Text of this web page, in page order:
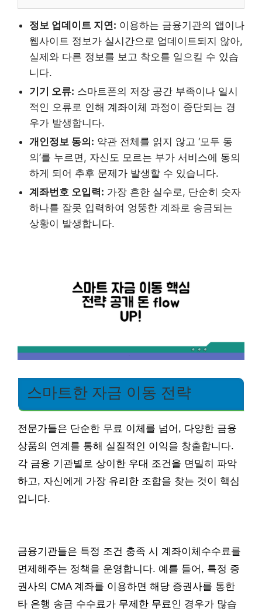
정보 업데이트 지연: 이용하는 금융기관의 앱이나
웹사이트 정보가 실시간으로 업데이트되지 않아,
실제와 다른 정보를 보고 착오를 일으킬 수 있습
니다.
기기 오류: 스마트폰의 저장 공간 부족이나 일시
적인 오류로 인해 계좌이체 과정이 중단되는 경
우가 발생합니다.
개인정보 동의: 약관 전체를 읽지 않고 ‘모두 동
의’를 누르면, 자신도 모르는 부가 서비스에 동의
하게 되어 추후 문제가 발생할 수 있습니다.
계좌번호 오입력: 가장 흔한 실수로, 단순히 숫자
하나를 잘못 입력하여 엉뚱한 계좌로 송금되는
상황이 발생합니다.
스마트한 자금 이동 전략
전문가들은 단순한 무료 이체를 넘어, 다양한 금융
상품의 연계를 통해 실질적인 이익을 창출합니다.
각 금융 기관별로 상이한 우대 조건을 면밀히 파악
하고, 자신에게 가장 유리한 조합을 찾는 것이 핵심
입니다.
금융기관들은 특정 조건 충족 시 계좌이체수수료를
면제해주는 정책을 운영합니다. 예를 들어, 특정 증
권사의 CMA 계좌를 이용하면 해당 증권사를 통한
타 은행 송금 수수료가 무제한 무료인 경우가 많습